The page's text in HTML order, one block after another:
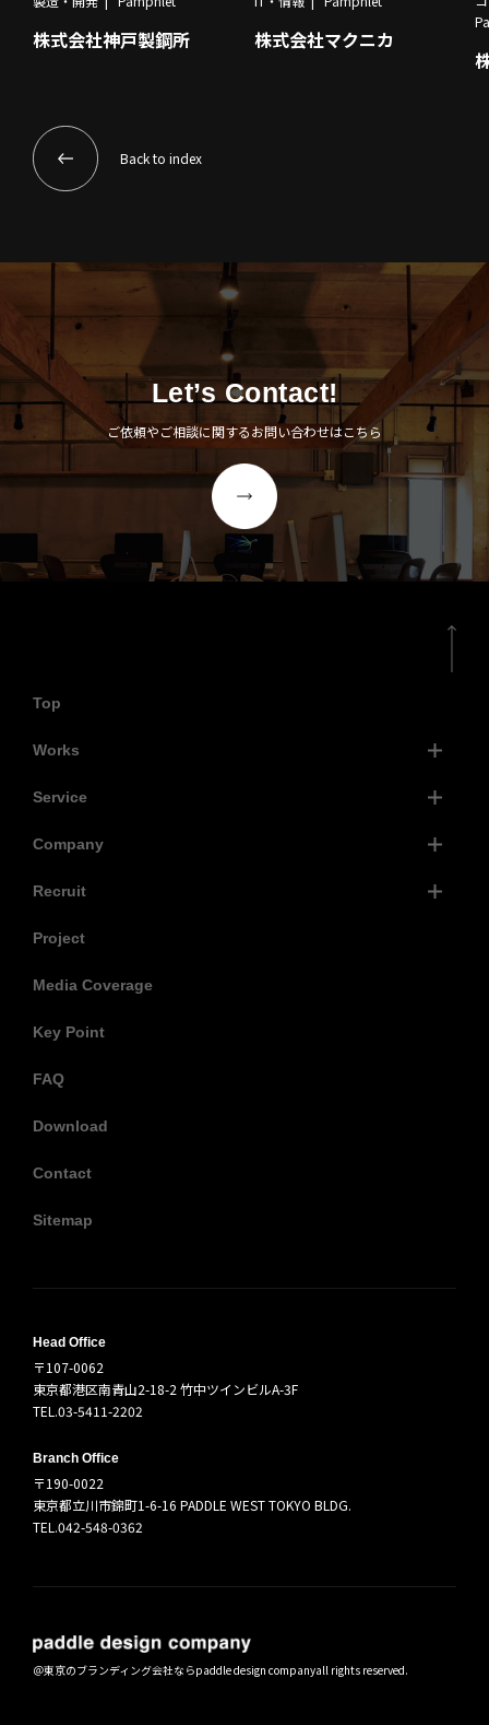
株式会社神戸製鋼所 株式会社マクニカ
Back to index
Let’s Contact!
ご依頼やご相談に関するお問い合わせはこちら
Top
Works
Service
Company
Recruit
Project
Media Coverage
Key Point
FAQ
Download
Contact
Sitemap
Head Office
〒107-0062
東京都港区南青山2-18-2 竹中ツインビルA-3F
TEL.03-5411-2202
Branch Office
〒190-0022
東京都立川市錦町1-6-16 PADDLE WEST TOKYO BLDG.
TEL.042-548-0362
＠東京のブランディング会社ならpaddle design companyall rights reserved.